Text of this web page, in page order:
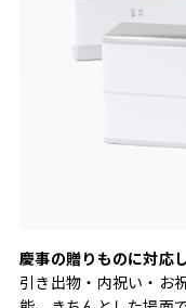
慶事の贈りものに対応
引き出物・内祝い・お